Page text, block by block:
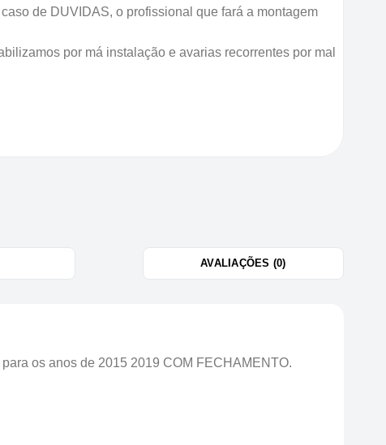
de DUVIDAS, o profissional que fará a montagem
por má instalação e avarias recorrentes por mal
AVALIAÇÕES (0)
os anos de 2015 2019 COM FECHAMENTO.